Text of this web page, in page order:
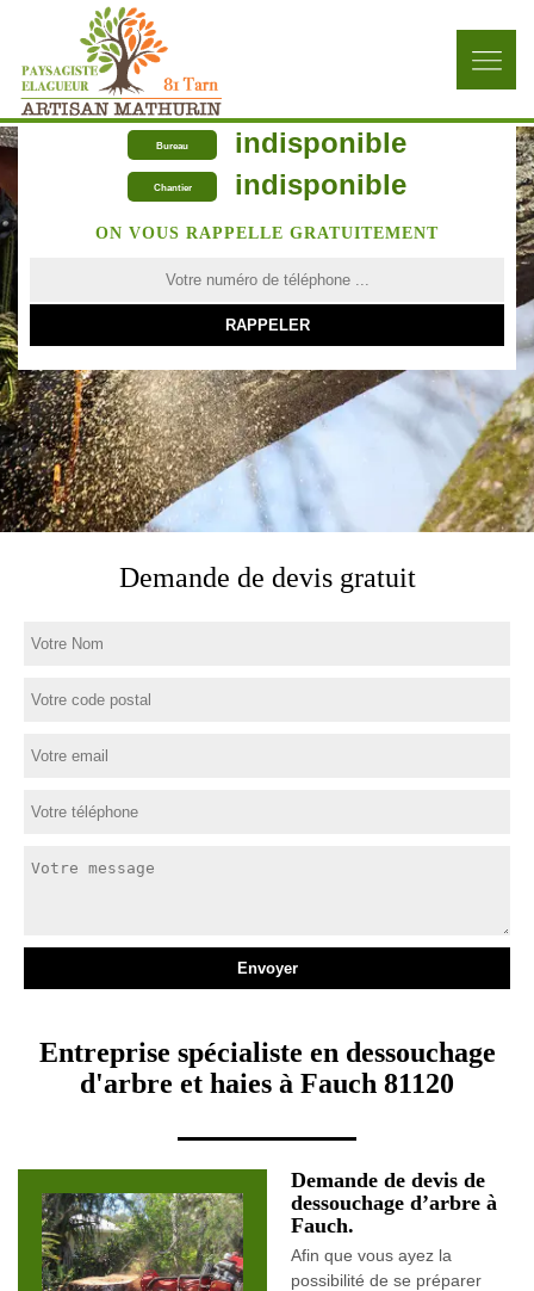
Bureau indisponible
Chantier indisponible
ON VOUS RAPPELLE GRATUITEMENT
Demande de devis gratuit
Entreprise spécialiste en dessouchage
d'arbre et haies à Fauch 81120
Demande de devis de
dessouchage d’arbre à
Fauch.
Afin que vous ayez la
possibilité de se préparer